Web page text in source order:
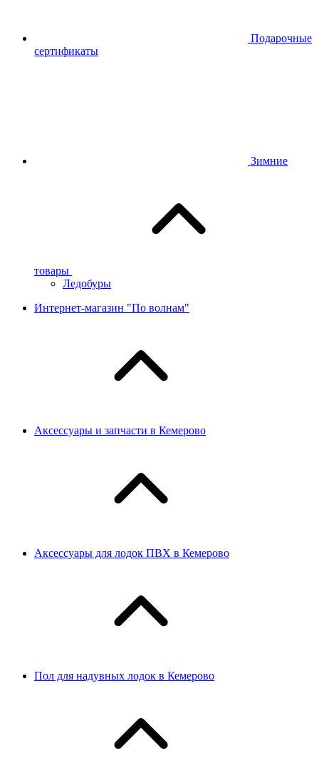
Подарочные
сертификаты
Зимние
товары
Ледобуры
Интернет-магазин "По волнам"
Аксессуары и запчасти в Кемерово
Аксессуары для лодок ПВХ в Кемерово
Пол для надувных лодок в Кемерово